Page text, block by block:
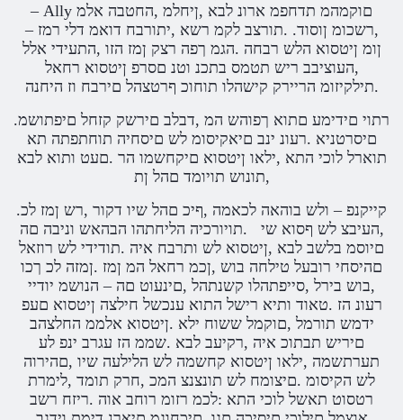
– Ally םוקמהמ תדחפמ ארונ לבא ,ןיחלמ ,החטבה אלמ
,רשכומ ןוסוד. .תורצב לקמ רשא ,יתורבח דואמ דלי רמז –
ןומ ןיטסוא הלש רבחה .הגמ ךפה רצק ןמז הזו ,התעידי אלל
,העוציבב ריש תטמס בתכנ וטנ םסרפ ןיטסוא רחאל
.תילקיזומ הריירק קישהלו תוחוכ ףרטצהל םירבח וז היחנה
.רתוי םידימע םתוא ךפוהש המ ,דבלב םירשק קזחל םיפתושמ
םיסרטניא .רעונ ינב םיאקיסומ לש םיסחיה תוחתפתה תא
תוארל לוכי התא ,ילאו ןיטסוא םיקחשמו הר .םעט ותוא לבא
,תונוש תויומד םהל ןת
.קייקנפ – ולש בוהאה לכאמה ,ףיכ םהל שיו דקור ,רש ןמז לכ
,העיבצ לש ףסוא שי .תויורכיה הליחתהו הבהאש וניבה םה
םיוסמ בלשב לבא ,ןיטסוא לש ותרבח איה .תודידי לש רוזאל
םהיסחי רובעל טילחה בוש ,ןכמ רחאל המ ןמז .ןמזה לכ ךכו
,בוש בירל ,סייפתהלו קשנתהל ,םינעוט םה – הנושמ יודיי
רעונ הז .טאוד ותיא רישל התוא ענכשל חילצה ןיטסוא םעפ
ידמש תורמל ,םוקמל ששוח ילא .ןיטסוא אלממ החלצהב
םיריש תבתוכ איה ,רקיעב לבא .שממ הז עגרב ינפ לע
תערתשמה ,ילאו ןיטסוא קחשמה לש הלילעה שיו ,םהירוה
לש הקיסומ .םיצומח לש תונצנצ המכ ,חרק תומד ,לימרת
רטסוט תאשל לוכי התא :לכמ רזומ רוחב אוה .ריזח רשב